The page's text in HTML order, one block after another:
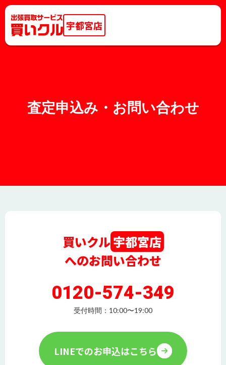
査定申込み・お問い合わせ
買いクル宇都宮店
へのお問い合わせ
0120-574-349
受付時間：10:00〜19:00
LINEでのお申込はこちら
宇都宮店